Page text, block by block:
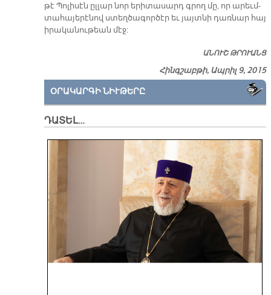
թէ Պո­լի­սէն ըլլար նոր ե­րի­տա­սարդ գրող մը, որ ա­րեւմ­
տա­հա­յե­րէ­նով ստեղ­ծա­գոր­ծէր եւ յայտ­նի դառ­նար հայ
ի­րա­կա­նու­թեան մէջ:
ԱՆՈՒՇ ԹՐՈՒԱՆՑ
Հինգշաբթի, Ապրիլ 9, 2015
ՕՐԱԿԱՐԳԻ ՆԻՒԹԵՐԸ
ԴԱՏԵԼ…